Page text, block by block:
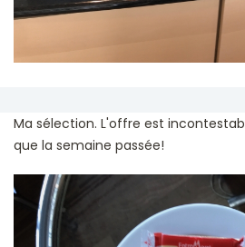
Ma sélection. L'offre est
que la semaine passée!